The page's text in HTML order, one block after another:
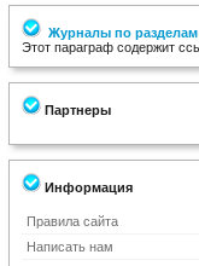
Журналы по разделам
Этот параграф содержит
Партнеры
Информация
Правила сайта
Написать нам